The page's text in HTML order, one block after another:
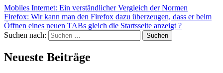
Mobiles Internet: Ein verständlicher Vergleich der Normen
Firefox: Wir kann man den Firefox dazu überzeugen, dass er beim
Öffnen eines neuen TABs gleich die Startsseite anzeigt ?
Suchen nach:
Neueste Beiträge